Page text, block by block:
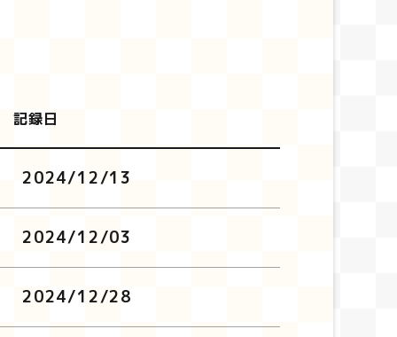
記録日
2024/12/13
2024/12/03
2024/12/28